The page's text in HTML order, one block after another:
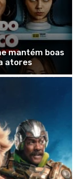
mantém boas
atores